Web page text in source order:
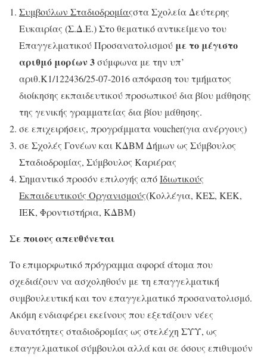
Συμβούλων Σταδιοδρομίαςστα Σχολεία Δεύτερης
Ευκαιρίας (Σ.Δ.Ε.) Στο θεματικό αντικείμενο του
Επαγγελματικού Προσανατολισμού με το μέγιστο
αριθμό μορίων 3σύμφωνα με την υπ’
αριθ.K1/122436/25-07-2016 απόφαση του τμήματος
διοίκησης εκπαιδευτικού προσωπικού δια βίου μάθησης
της γενικής γραμματείας δια βίου μάθησης.
σε επιχειρήσεις, προγράμματα voucher(για ανέργους)
σε Σχολές Γονέων και ΚΔΒΜ Δήμων ως Σύμβουλος
Σταδιοδρομίας, Σύμβουλος Καριέρας
Σημαντικό προσόν επιλογής απόΙδιωτικούς
Εκπαιδευτικούς Οργανισμούς(Κολλέγια, ΚΕΣ, ΚΕΚ,
ΙΕΚ, Φροντιστήρια, ΚΔΒΜ)
Σε ποιους απευθύνεται
Το επιμορφωτικό πρόγραμμα αφορά άτομα που
σχεδιάζουν να ασχοληθούν με τη επαγγελματική
συμβουλευτική και τον επαγγελματικό προσανατολισμό.
Ακόμη ενδιαφέρει εκείνους που εξετάζουν νέες
δυνατότητες σταδιοδρομίας ως στελέχη ΣΥΥ, ως
επαγγελματικοί σύμβουλοι αλλά και σε όσους επιθυμούν